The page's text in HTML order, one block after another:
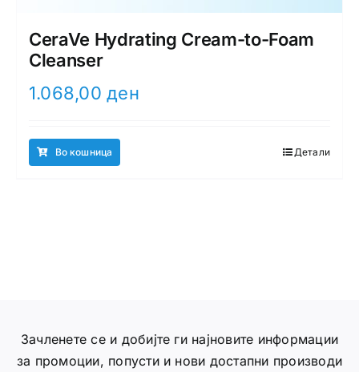
CeraVe Hydrating Cream-to-Foam
Cleanser
1.068,00ден
Во кошница Детали
Зачленете се и добијте ги најновите информации
за промоции, попусти и нови достапни производи